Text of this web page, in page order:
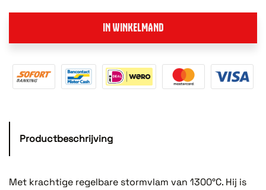
IN WINKELMAND
Productbeschrijving
Met krachtige regelbare stormvlam van 1300°C. Hij is